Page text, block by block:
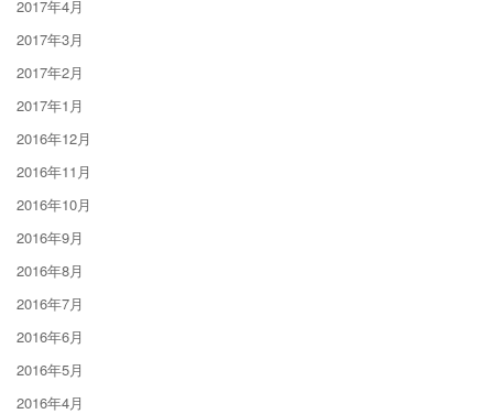
2017年4月
2017年3月
2017年2月
2017年1月
2016年12月
2016年11月
2016年10月
2016年9月
2016年8月
2016年7月
2016年6月
2016年5月
2016年4月